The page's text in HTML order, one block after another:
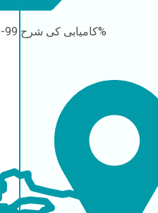
کامیابی کی شرح99-100%